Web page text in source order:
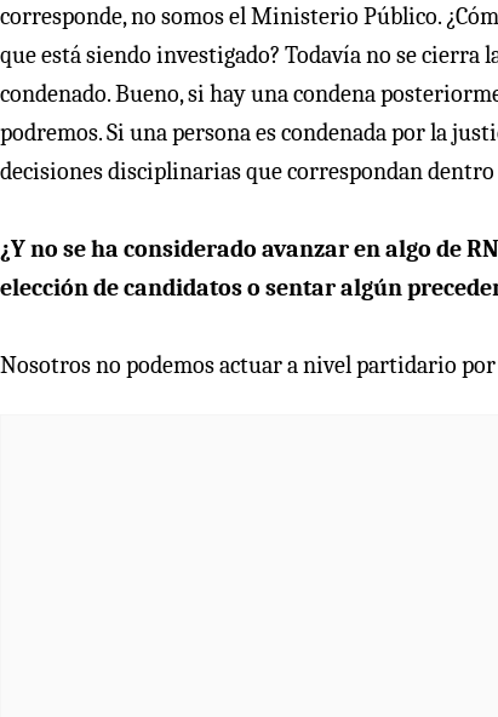
corresponde, no somos el Ministerio Público.
que está siendo investigado? Todavía no se cierra
condenado. Bueno, si hay una condena
podremos. Si una persona es condenada por la
decisiones disciplinarias que correspondan
¿Y no se ha considerado avanzar en algo de
elección de candidatos o sentar algún
Nosotros no podemos actuar a nivel partidario